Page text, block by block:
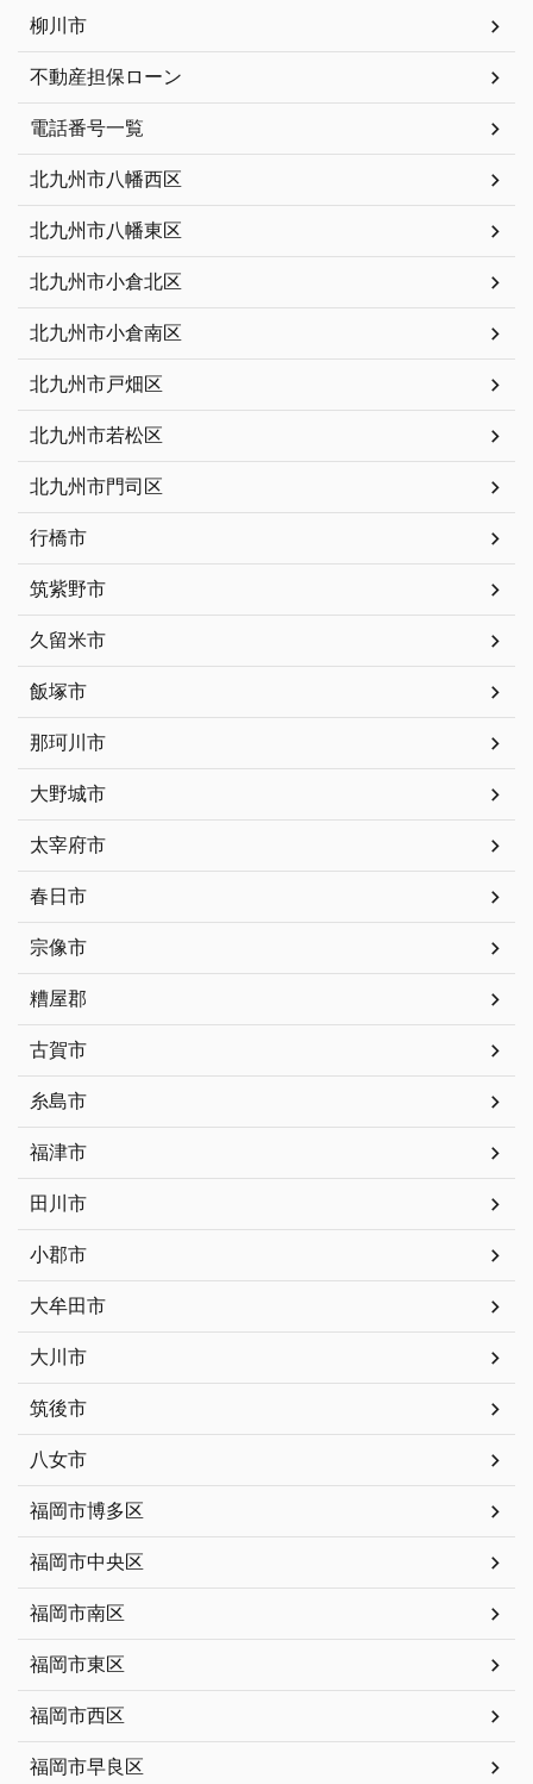
柳川市
不動産担保ローン
電話番号一覧
北九州市八幡西区
北九州市八幡東区
北九州市小倉北区
北九州市小倉南区
北九州市戸畑区
北九州市若松区
北九州市門司区
行橋市
筑紫野市
久留米市
飯塚市
那珂川市
大野城市
太宰府市
春日市
宗像市
糟屋郡
古賀市
糸島市
福津市
田川市
小郡市
大牟田市
大川市
筑後市
八女市
福岡市博多区
福岡市中央区
福岡市南区
福岡市東区
福岡市西区
福岡市早良区